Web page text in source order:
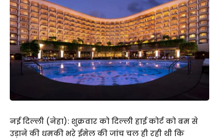
नई दिल्ली (नेहा): शुक्रवार को दिल्ली हाई कोर्ट को बम से
उड़ाने की धमकी भरे ईमेल की जांच चल ही रही थी कि